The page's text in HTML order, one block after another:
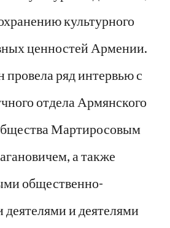
культурного
ценностей Армении.
провела ряд интервью с
отдела Армянского
Мартиросовым
а также
общественно-
и деятелями